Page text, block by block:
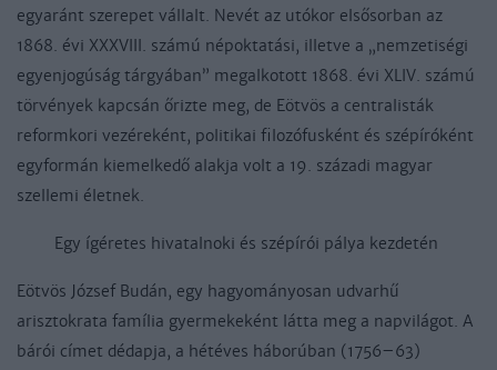
egyaránt szerepet vállalt. Nevét az utókor elsősorban az
1868. évi XXXVIII. számú népoktatási, illetve a „nemzetiségi
egyenjogúság tárgyában” megalkotott 1868. évi XLIV. számú
törvények kapcsán őrizte meg, de Eötvös a centralisták
reformkori vezéreként, politikai filozófusként és szépíróként
egyformán kiemelkedő alakja volt a 19. századi magyar
szellemi életnek.
Egy ígéretes hivatalnoki és szépírói pálya kezdetén
Eötvös József Budán, egy hagyományosan udvarhű
arisztokrata família gyermekeként látta meg a napvilágot. A
bárói címet dédapja, a hétéves háborúban (1756–63)